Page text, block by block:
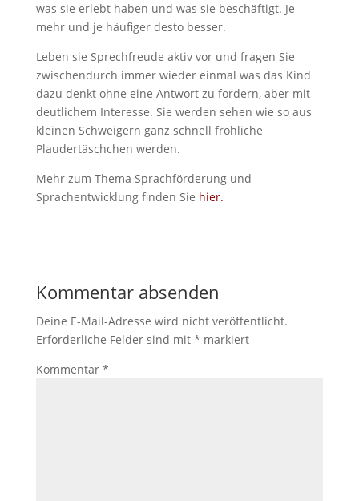
was sie erlebt haben und was sie beschäftigt. Je
mehr und je häufiger desto besser.
Leben sie Sprechfreude aktiv vor und fragen Sie
zwischendurch immer wieder einmal was das Kind
dazu denkt ohne eine Antwort zu fordern, aber mit
deutlichem Interesse. Sie werden sehen wie so aus
kleinen Schweigern ganz schnell fröhliche
Plaudertäschchen werden.
Mehr zum Thema Sprachförderung und
Sprachentwicklung finden Sie hier.
Kommentar absenden
Deine E-Mail-Adresse wird nicht veröffentlicht.
Erforderliche Felder sind mit * markiert
Kommentar *